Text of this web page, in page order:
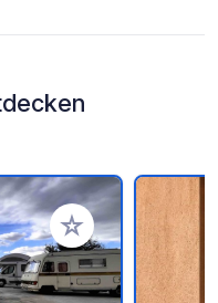
Zu Ihren Favoriten